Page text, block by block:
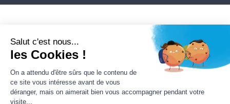
Salut c'est nous...
les Cookies !
On a attendu d'être sûrs que le contenu de
ce site vous intéresse avant de vous
déranger, mais on aimerait bien vous accompagner pendant votre
visite...